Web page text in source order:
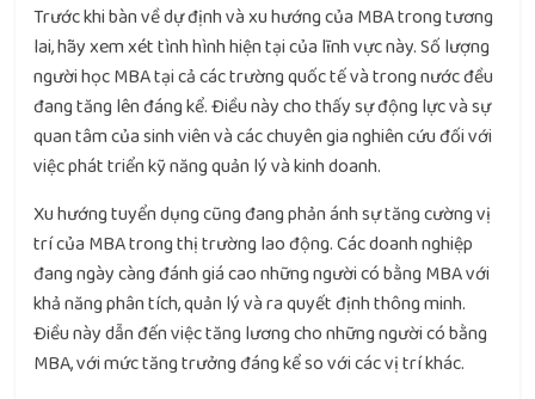
Trước khi bàn về dự định và xu hướng của MBA trong tương
lai, hãy xem xét tình hình hiện tại của lĩnh vực này. Số lượng
người học MBA tại cả các trường quốc tế và trong nước đều
đang tăng lên đáng kể. Điều này cho thấy sự động lực và sự
quan tâm của sinh viên và các chuyên gia nghiên cứu đối với
việc phát triển kỹ năng quản lý và kinh doanh.
Xu hướng tuyển dụng cũng đang phản ánh sự tăng cường vị
trí của MBA trong thị trường lao động. Các doanh nghiệp
đang ngày càng đánh giá cao những người có bằng MBA với
khả năng phân tích, quản lý và ra quyết định thông minh.
Điều này dẫn đến việc tăng lương cho những người có bằng
MBA, với mức tăng trưởng đáng kể so với các vị trí khác.